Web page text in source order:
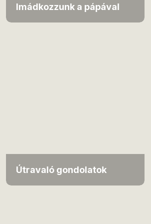
Imádkozzunk a pápával
Útravaló gondolatok